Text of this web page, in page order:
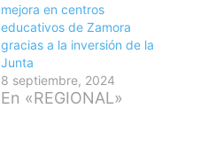
mejora en centros
educativos de Zamora
gracias a la inversión de la
Junta
8 septiembre, 2024
En «REGIONAL»